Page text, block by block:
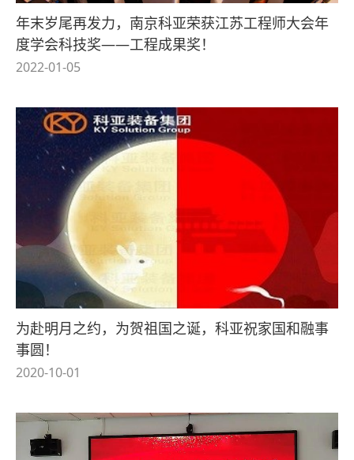
年末岁尾再发力，南京科亚荣获江苏工程师大会年
度学会科技奖——工程成果奖！
2022-01-05
为赴明月之约，为贺祖国之诞，科亚祝家国和融事
事圆！
2020-10-01